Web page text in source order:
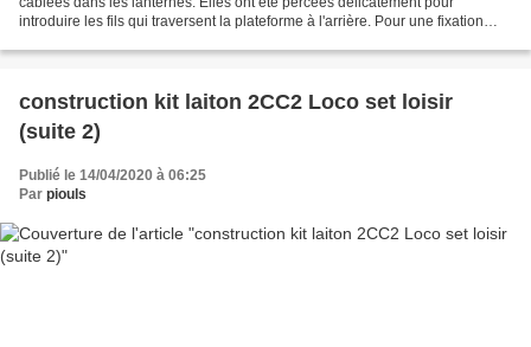
introduire les fils qui traversent la plateforme à l'arrière. Pour une fixation
construction kit laiton 2CC2 Loco set loisir
(suite 2)
Publié le 14/04/2020 à 06:25
Par piouls